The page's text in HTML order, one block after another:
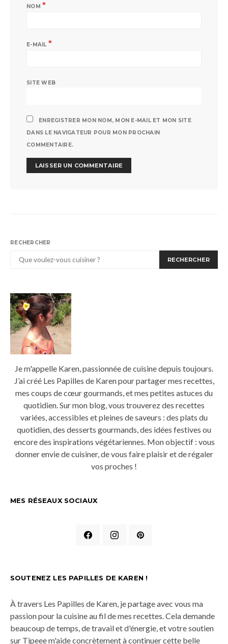
NOM *
E-MAIL *
SITE WEB
ENREGISTRER MON NOM, MON E-MAIL ET MON SITE
DANS LE NAVIGATEUR POUR MON PROCHAIN
COMMENTAIRE.
RECHERCHER
RECHERCHER
Je m'appelle Karen, passionnée de cuisine depuis toujours.
J’ai créé Les Papilles de Karen pour partager mes recettes,
mes coups de cœur gourmands, et mes petites astuces du
quotidien. Sur mon blog, vous trouverez des recettes
variées, accessibles et pleines de saveurs : des plats du
quotidien, des desserts gourmands, des idées festives ou
encore des inspirations végétariennes. Mon objectif : vous
donner envie de cuisiner, de vous faire plaisir et de régaler
vos proches !
MES RÉSEAUX SOCIAUX
SOUTENEZ LES PAPILLES DE KAREN !
À travers Les Papilles de Karen, je partage avec vous ma
passion pour la cuisine au fil de mes recettes. Cela demande
beaucoup de temps, de travail et d'énergie, et votre soutien
sur Tipeee m'aide concrètement à continuer cette belle